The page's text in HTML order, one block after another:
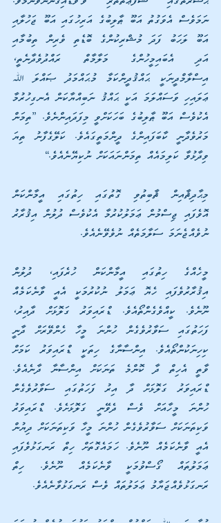
އެކުވެސް އަބޫ ޠާލިބުގެ ބަހަކަށްވީ މިފަދައިންނެވެ. ”ތިމަން
މަރުވެދާނީ ކާބަފައިންގެ ދީންމަތީގައެވެ. ކަލޭގެފާނު ތިޔަ
ވިދާޅުވާ ކަލިމައެއް ތިމަންނައަކަށް ނުކިޔޭނެއެވެ.“
މިޙާދިޘާއިން ޘާބިތުވި ގޮތުގައި ހިތުގައި އީމާންކަން
އޮވެފައި ޖިސްމުން ޢަމަލުކުރުމާ އެކުވެސް ދުލުން އިޤުރާރު
ނުވެއްޖެނަމަ ސަލާމަތެއް ނުވެވޭނެއެވެ.
މީހެއްގެ ހިތުގައި އީމާންކަން ހުރެފައި، ދުލުން
ފަހަތުގައި ސަވާރުވެގެން ހުންނަ މީހާ ހެންވޭރަށް ދާނީ
ކިހިނަކުންތޯއެވެ. އިންސާނާގެ ހިތަކީ ޑްރައިވަރު ކަމަށް
ޑްރައިވަރު ގަލޮޅަށް ދާ އިރު ފަހަތުގައި ސަވާރުވެގެން
ހުންނަ މީހާއަށް ވެސް ދެވޭނީ ގަލޮޅަށެވެ. ޑްރައިވަރު
ވަކިތަނަކަށް ސަވާރުވެގެން ހުންނަ މީހާ ވަކިތަނަކަށް ދިޔުން
ޢަމަލުތައް ގޯސްވުމަކީ ވާނެކަމެއް ނޫނެވެ. ހިތް
ރަނގަޅުވެއްޖަޔާމު ޢަމަލުތައް ވެސް ރަނގަޅުވާނެއެވެ.